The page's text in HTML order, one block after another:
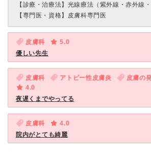
【診療・治療法】 光線療法（紫外線・赤外線・
【専門医・資格】 皮膚科専門医
皮膚科
5.0
優しい先生
皮膚科 アトピー性皮膚炎
皮膚の
4.0
夜遅くまでやってる
皮膚科
4.0
院内がとても綺麗